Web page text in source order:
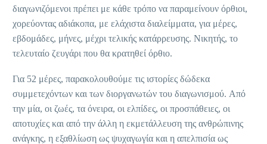
διαγωνιζόμενοι πρέπει με κάθε τρόπο να παραμείνουν όρθιοι,
χορεύοντας αδιάκοπα, με ελάχιστα διαλείμματα, για μέρες,
εβδομάδες, μήνες, μέχρι τελικής κατάρρευσης. Νικητής, το
τελευταίο ζευγάρι που θα κρατηθεί όρθιο.
Για 52 μέρες, παρακολουθούμε τις ιστορίες δώδεκα
συμμετεχόντων και των διοργανωτών του διαγωνισμού. Από
την μία, οι ζωές, τα όνειρα, οι ελπίδες, οι προσπάθειες, οι
αποτυχίες και από την άλλη η εκμετάλλευση της ανθρώπινης
ανάγκης, η εξαθλίωση ως ψυχαγωγία και η απελπισία ως